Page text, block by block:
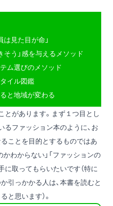
見た目が命」
う」感を与えるメソッド
ム選びのメソッド
イル図鑑
と地域が変わる
とがあります。まず１つ目とし
るファッション本のように、お
ことを目的とするものではあ
わからない」「ファッションの
に取ってもらいたいです（特に
引っかかる人は、本書を読むと
と思います）。